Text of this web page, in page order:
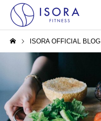
ISORA OFFICIAL BLOG